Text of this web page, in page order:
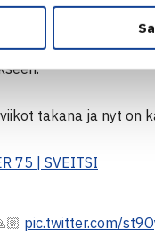
hakee paikkaa
takana ja nyt on
75 | SVEITSI
pic.twitter.com/